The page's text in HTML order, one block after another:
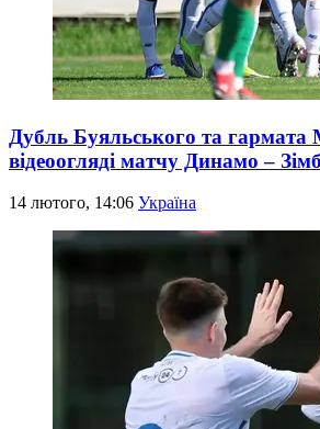
Дубль Буяльського та
відеоогляді матчу Динамо –
14 лютого, 14:06 Україна